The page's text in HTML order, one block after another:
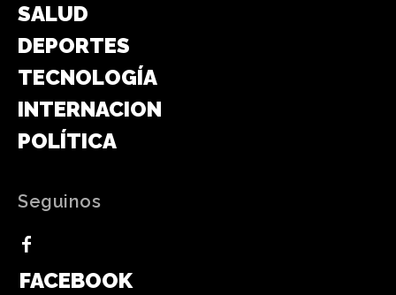
SALUD
DEPORTES
TECNOLOGÍA
INTERNACIONAL
POLÍTICA
Seguinos
FACEBOOK